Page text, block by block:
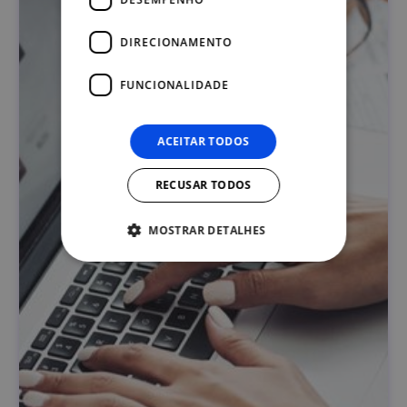
DIRECIONAMENTO
FUNCIONALIDADE
ACEITAR TODOS
RECUSAR TODOS
MOSTRAR DETALHES